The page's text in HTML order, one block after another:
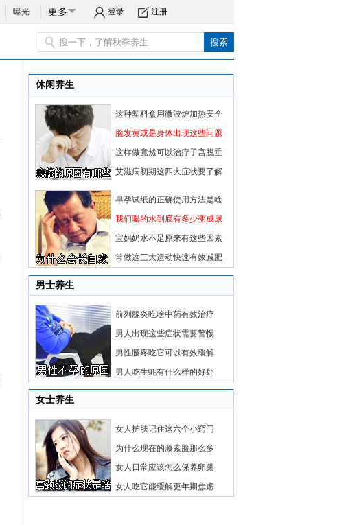
曝光 更多 登录 注册
休闲养生
这种塑料盒用微波炉加热安全
脸发黄或是身体出现这些问题
这样做竟然可以治疗子宫脱垂
艾滋病初期这四大症状要了解
早孕试纸的正确使用方法是啥
我们喝的水到底有多少变成尿
宝妈奶水不足原来有这些因素
常做这三大运动快速有效减肥
男士养生
前列腺炎吃啥中药有效治疗
男人出现这些症状需要警惕
男性腰疼吃它可以有效缓解
男人吃生蚝有什么样的好处
女士养生
女人护肤记住这六个小窍门
为什么现在的激素脸那么多
女人日常应该怎么保养卵巢
女人吃它能缓解更年期焦虑